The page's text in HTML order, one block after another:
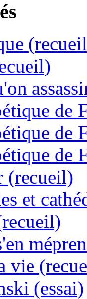
de
de
de
(recueil)
et
vie
(essai)